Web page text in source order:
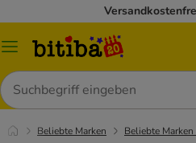
Menü
Suchen
Beliebte Marken Beliebte